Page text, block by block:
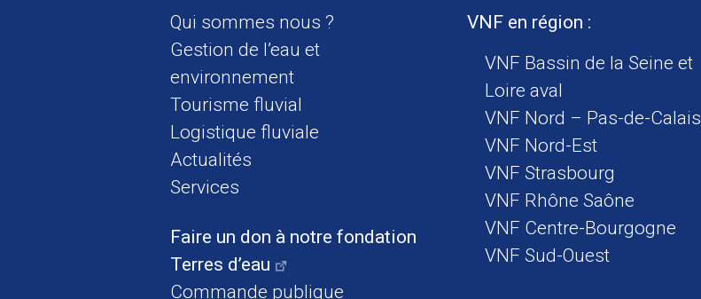
Qui sommes nous ?
Gestion de l’eau et
environnement
Tourisme fluvial
Logistique fluviale
Actualités
Services
Faire un don à notre fondation
Terres d’eau
Commande publique
VNF en région :
VNF Bassin de la Seine et
Loire aval
VNF Nord – Pas-de-Calais
VNF Nord-Est
VNF Strasbourg
VNF Rhône Saône
VNF Centre-Bourgogne
VNF Sud-Ouest